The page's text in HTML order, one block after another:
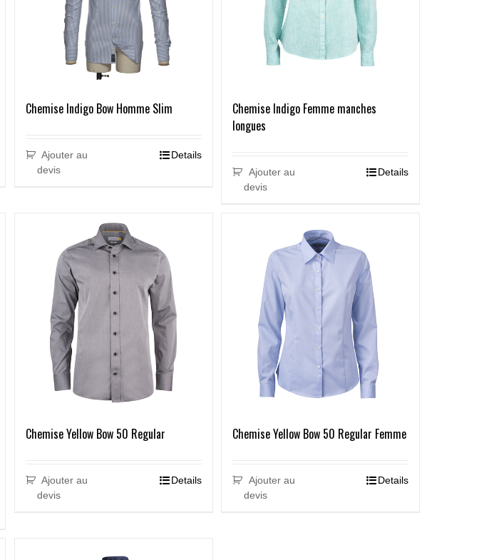
Chemise Indigo Bow Homme Slim
Ajouter au
devis
Details
Chemise Indigo Femme manches
longues
Ajouter au
devis
Details
Chemise Yellow Bow 50 Regular
Ajouter au
devis
Details
Chemise Yellow Bow 50 Regular Femme
Ajouter au
devis
Details